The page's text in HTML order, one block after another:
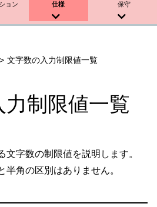
ョン 仕様 保守
文字数の入力制限値一覧
制限値一覧
文字数の制限値を説明します。
半角の区別はありません。